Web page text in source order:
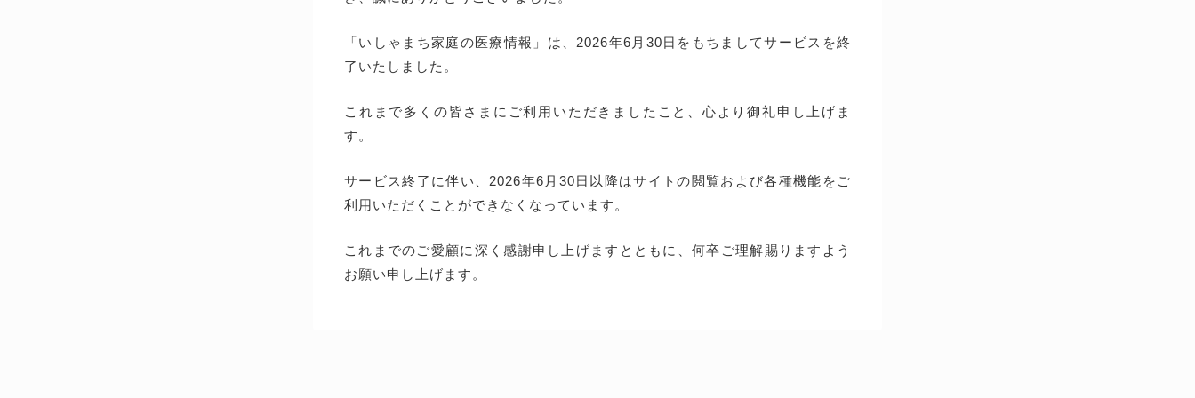
「いしゃまち家庭の医療情報」は、2026年6月30日をもちましてサービスを終
了いたしました。
これまで多くの皆さまにご利用いただきましたこと、心より御礼申し上げま
す。
サービス終了に伴い、2026年6月30日以降はサイトの閲覧および各種機能をご
利用いただくことができなくなっています。
これまでのご愛顧に深く感謝申し上げますとともに、何卒ご理解賜りますよう
お願い申し上げます。